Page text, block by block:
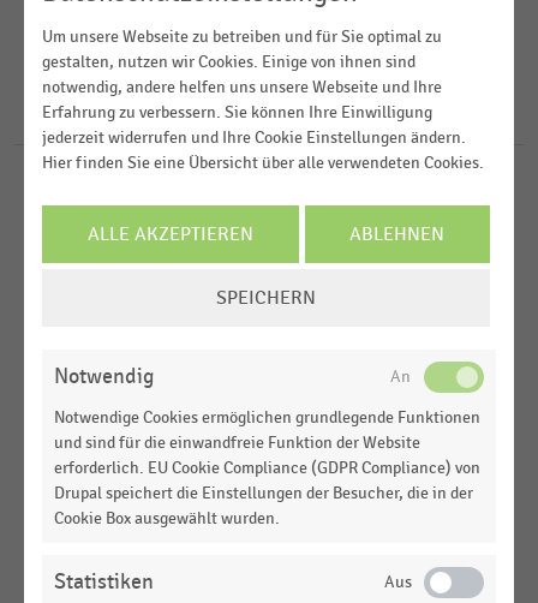
26Ergebnisse fürGentechnik
REFORM- UND BIOMÄRKTE|STATISTIK
REFORM- UND BIOMÄRKTE
Gründe für den Kauf von Bio-Lebensmitteln aus
Sicht der Verbraucher:innen in Deutschland (2021)
REFORM- UND BIOMÄRKTE |STATISTIK
Gründe für den Kauf von Bio-Lebensmitteln aus
GESAMTWIRTSCHAFTLICHE
STATISTIK
Lebensbedingungen
Elektrofachhandel
Gesamtwirtschaftliche Rahmenbedingungen
2023
2022
2021
2019
Deutschland
Schweiz
D-A-CH-Region
FILTER ZURÜCKSETZEN
Um unsere Webseite zu betreiben und für Sie optimal zu
gestalten, nutzen wir Cookies. Einige von ihnen sind
notwendig, andere helfen uns unsere Webseite und Ihre
Erfahrung zu verbessern. Sie können Ihre Einwilligung
jederzeit widerrufen und Ihre Cookie Einstellungen ändern.
Hier finden Sie eine Übersicht über alle verwendeten Cookies.
ALLE AKZEPTIEREN ABLEHNEN
SPEICHERN
Notwendig
Notwendige Cookies ermöglichen grundlegende Funktionen
und sind für die einwandfreie Funktion der Website
erforderlich. EU Cookie Compliance (GDPR Compliance) von
Drupal speichert die Einstellungen der Besucher, die in der
Cookie Box ausgewählt wurden.
Statistiken